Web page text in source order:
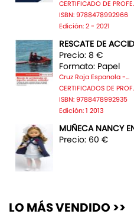
CERTIFICADO DE
ISBN: 9788478992966
Edición: 2 - 2021
RESCATE DE
Precio: 8 €
Formato: Papel
Cruz Roja Espanola -...
CERTIFICADOS DE
ISBN: 9788478992935
Edición: 1 2013
MUÑECA NANCY
Precio: 60 €
LO MÁS VENDIDO >>